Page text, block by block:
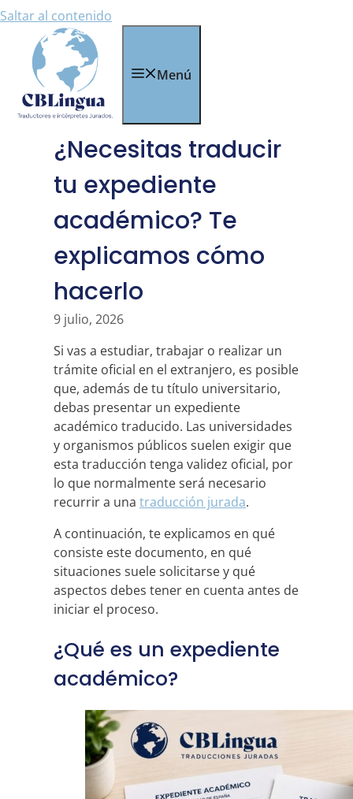
Saltar al contenido
Menú
¿Necesitas traducir
tu expediente
académico? Te
explicamos cómo
hacerlo
9 julio, 2026
Si vas a estudiar, trabajar o realizar un
trámite oficial en el extranjero, es posible
que, además de tu título universitario,
debas presentar un expediente
académico traducido. Las universidades
y organismos públicos suelen exigir que
esta traducción tenga validez oficial, por
lo que normalmente será necesario
recurrir a una traducción jurada.
A continuación, te explicamos en qué
consiste este documento, en qué
situaciones suele solicitarse y qué
aspectos debes tener en cuenta antes de
iniciar el proceso.
¿Qué es un expediente
académico?